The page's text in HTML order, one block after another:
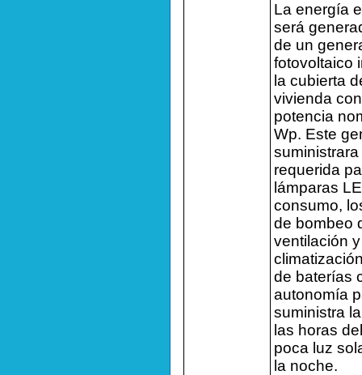
La energía
será
de un
fotovoltaico
la cubierta
vivienda
potencia
Wp. Este
requerida
lámparas
consumo,
de bombeo
ventilación
de baterías
autonomía
suministra
las horas
poca luz
la noche.